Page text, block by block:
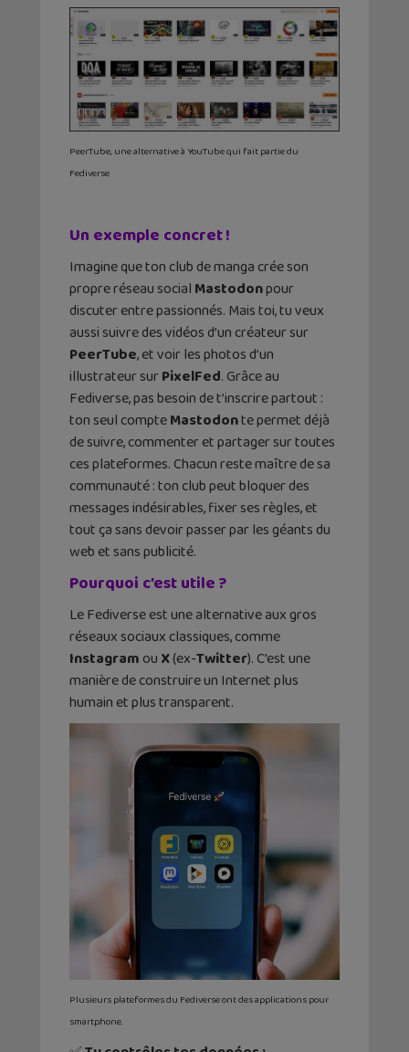
PeerTube, une alternative à YouTube qui fait partie du
Fediverse
Un exemple concret !
Imagine que ton club de manga crée son
propre réseau social Mastodonpour
discuter entre passionnés. Mais toi, tu veux
aussi suivre des vidéos d’un créateur sur
PeerTube, et voir les photos d’un
illustrateur surPixelFed. Grâce au
Fediverse, pas besoin de t’inscrire partout :
ton seul compteMastodonte permet déjà
de suivre, commenter et partager sur toutes
ces plateformes. Chacun reste maître de sa
communauté : ton club peut bloquer des
messages indésirables, fixer ses règles, et
tout ça sans devoir passer par les géants du
web et sans publicité.
Pourquoi c’est utile ?
Le Fediverse est une alternative aux gros
réseaux sociaux classiques, comme
Instagram ou X(ex-Twitter). C’est une
manière de construire un Internet plus
humain et plus transparent.
Plusieurs plateformes du Fediverse ont des applications pour
smartphone.